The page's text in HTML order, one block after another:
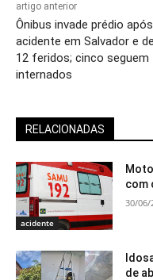
artigo anterior
Ônibus invade prédio após
acidente em Salvador e
12 feridos; cinco seguem
internados
RELACIONADAS
acidente
com
30/06/
de